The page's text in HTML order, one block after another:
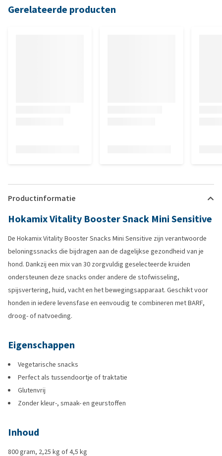
Gerelateerde producten
Productinformatie
Hokamix Vitality Booster Snack Mini Sensitive
De Hokamix Vitality Booster Snacks Mini Sensitive zijn verantwoorde
beloningssnacks die bijdragen aan de dagelijkse gezondheid van je
hond. Dankzij een mix van 30 zorgvuldig geselecteerde kruiden
ondersteunen deze snacks onder andere de stofwisseling,
spijsvertering, huid, vacht en het bewegingsapparaat. Geschikt voor
honden in iedere levensfase en eenvoudig te combineren met BARF,
droog- of natvoeding.
Eigenschappen
Vegetarische snacks
Perfect als tussendoortje of traktatie
Glutenvrij
Zonder kleur-, smaak- en geurstoffen
Inhoud
800 gram, 2,25 kg of 4,5 kg